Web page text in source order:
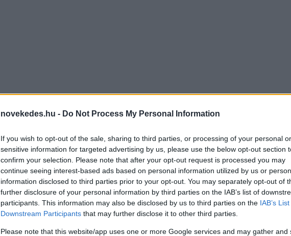
novekedes.hu - Do Not Process My Personal Information
If you wish to opt-out of the sale, sharing to third parties, or processing of your personal or
sensitive information for targeted advertising by us, please use the below opt-out section
confirm your selection. Please note that after your opt-out request is processed you may
continue seeing interest-based ads based on personal information utilized by us or
information disclosed to third parties prior to your opt-out. You may separately opt-out of
further disclosure of your personal information by third parties on the IAB’s list of
participants. This information may also be disclosed by us to third parties on the IAB’s
Downstream Participants that may further disclose it to other third parties.
Please note that this website/app uses one or more Google services and may gather and